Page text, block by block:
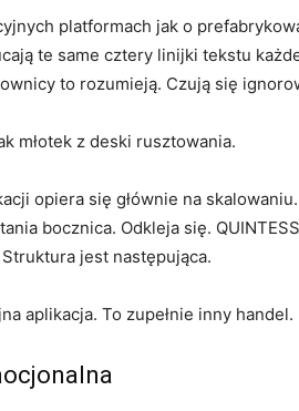
platformach jak o
te same cztery linijki tekstu
to rozumieją. Czują się
młotek z deski rusztowania.
opiera się głównie na
bocznica. Odkleja się.
jest następująca.
aplikacja. To zupełnie inny handel.